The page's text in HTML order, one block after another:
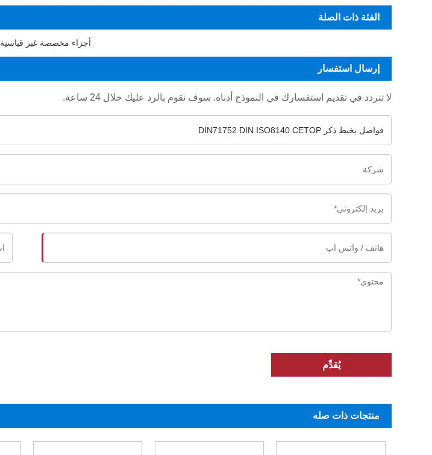
الفئة ذات الصلة
أجزاء مخصصة غير قياسية
إرسال استفسار
لا تتردد في تقديم استفسارك في النموذج أدناه. سوف نقوم بالرد عليك خلال 24 ساعة.
يُقدِّم
منتجات ذات صله